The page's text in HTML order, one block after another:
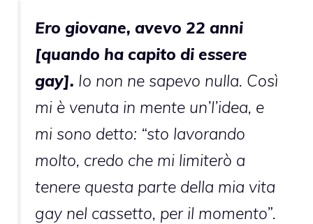
Ero giovane, avevo 22 anni
[quando ha capito di essere
gay]. Io non ne sapevo nulla. Così
mi è venuta in mente un’l’idea, e
mi sono detto: “sto lavorando
molto, credo che mi limiterò a
tenere questa parte della mia vita
gay nel cassetto, per il momento”.